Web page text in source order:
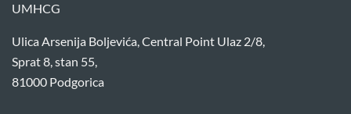
UMHCG
Ulica Arsenija Boljevića, Central Point Ulaz 2/8,
Sprat 8, stan 55,
81000 Podgorica